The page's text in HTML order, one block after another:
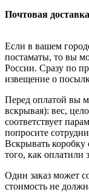
Почтовая доставка
Если в вашем
постаматы, то вы
России. Сразу по
извещение о
Перед оплатой вы
вскрывая): вес,
соответствует
попросите
Вскрывать коробку
того, как оплатили
Один заказ может
стоимость не